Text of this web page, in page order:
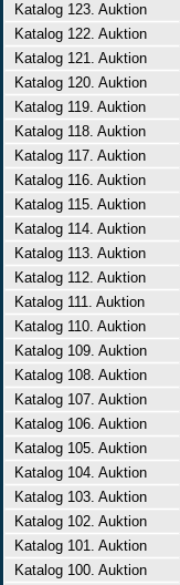
Katalog 123. Auktion
Katalog 122. Auktion
Katalog 121. Auktion
Katalog 120. Auktion
Katalog 119. Auktion
Katalog 118. Auktion
Katalog 117. Auktion
Katalog 116. Auktion
Katalog 115. Auktion
Katalog 114. Auktion
Katalog 113. Auktion
Katalog 112. Auktion
Katalog 111. Auktion
Katalog 110. Auktion
Katalog 109. Auktion
Katalog 108. Auktion
Katalog 107. Auktion
Katalog 106. Auktion
Katalog 105. Auktion
Katalog 104. Auktion
Katalog 103. Auktion
Katalog 102. Auktion
Katalog 101. Auktion
Katalog 100. Auktion